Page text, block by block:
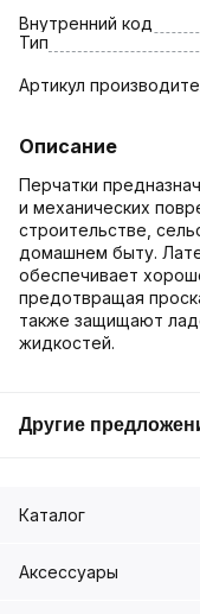
Внутренний код
Тип
Артикул
Описание
Перчатки
и механических
строительстве,
домашнем быту.
обеспечивает
предотвращая
также защищают
жидкостей.
Другие
Каталог
Аксессуары